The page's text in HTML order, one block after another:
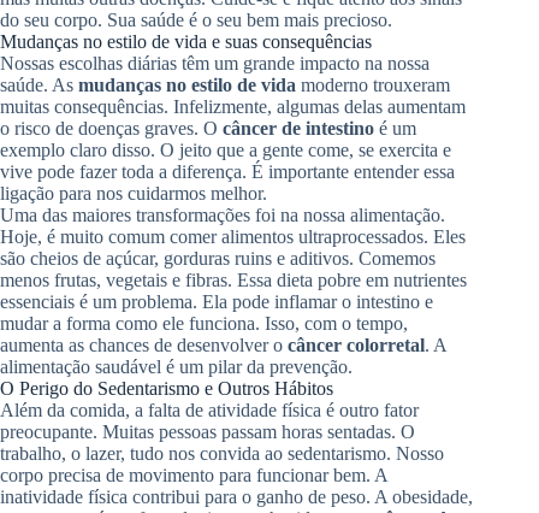
do seu corpo. Sua saúde é o seu bem mais precioso.
Mudanças no estilo de vida e suas consequências
Nossas escolhas diárias têm um grande impacto na nossa
saúde. As mudanças no estilo de vida moderno trouxeram
muitas consequências. Infelizmente, algumas delas aumentam
o risco de doenças graves. O câncer de intestino é um
exemplo claro disso. O jeito que a gente come, se exercita e
vive pode fazer toda a diferença. É importante entender essa
ligação para nos cuidarmos melhor.
Uma das maiores transformações foi na nossa alimentação.
Hoje, é muito comum comer alimentos ultraprocessados. Eles
são cheios de açúcar, gorduras ruins e aditivos. Comemos
menos frutas, vegetais e fibras. Essa dieta pobre em nutrientes
essenciais é um problema. Ela pode inflamar o intestino e
mudar a forma como ele funciona. Isso, com o tempo,
aumenta as chances de desenvolver o câncer colorretal. A
alimentação saudável é um pilar da prevenção.
O Perigo do Sedentarismo e Outros Hábitos
Além da comida, a falta de atividade física é outro fator
preocupante. Muitas pessoas passam horas sentadas. O
trabalho, o lazer, tudo nos convida ao sedentarismo. Nosso
corpo precisa de movimento para funcionar bem. A
inatividade física contribui para o ganho de peso. A obesidade,